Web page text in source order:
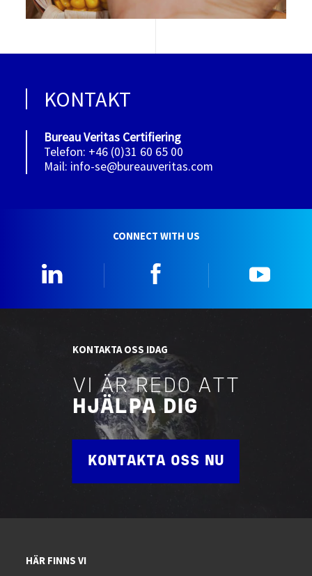
KONTAKT
Bureau Veritas Certifiering
Telefon: +46 (0)31 60 65 00
Mail: info-se@bureauveritas.com
CONNECT WITH US
KONTAKTA OSS IDAG
VI ÄR REDO ATT
HJÄLPA DIG
KONTAKTA OSS NU
HÄR FINNS VI